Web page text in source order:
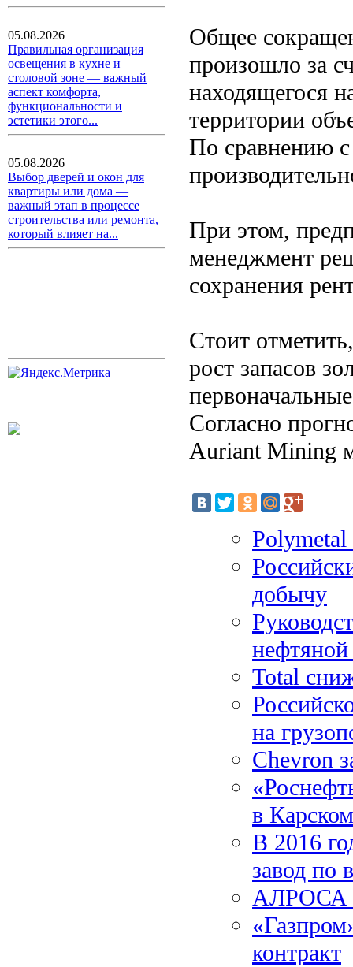
05.08.2026
Правильная организация
освещения в кухне и
столовой зоне — важный
аспект комфорта,
функциональности и
эстетики этого...
05.08.2026
Выбор дверей и окон для
квартиры или дома —
важный этап в процессе
строительства или ремонта,
который влияет на...
Общее
произошло за
находящегося
территории
По сравнению с
При этом,
менеджмент
сохранения
Стоит
рост запасов
Согласно
Auriant Mining
Polymetal
добычу
нефтяной
Total
на
Chevron
в
В 2016
завод по
АЛРОСА
контракт